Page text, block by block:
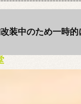
装中のため一時